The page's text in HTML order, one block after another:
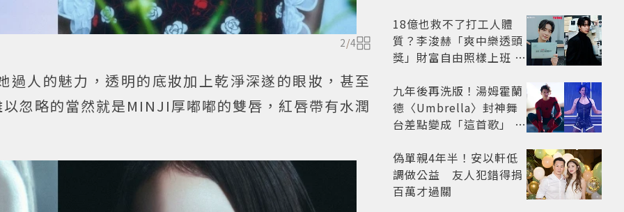
2/4
過人的魅力，透明的底妝加上乾淨深遂的眼妝，甚至
忽略的當然就是MINJI厚嘟嘟的雙唇，紅唇帶有水潤
18億也救不了打工人體
質？李浚赫「爽中樂透頭
獎」財富自由照樣上班 西
九年後再洗版！湯姆霍蘭
德〈Umbrella〉封神舞
台差點變成「這首歌」 造
開
偽單親4年半！安以軒低
調做公益 友人犯錯得捐
百萬才過關